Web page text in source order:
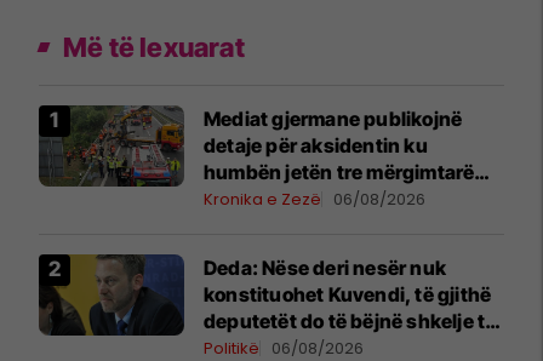
Më të lexuarat
Mediat gjermane publikojnë
detaje për aksidentin ku
humbën jetën tre mërgimtarë
nga Komogllava e Ferizajt
Kronika e Zezë 06/08/2026
Deda: Nëse deri nesër nuk
konstituohet Kuvendi, të gjithë
deputetët do të bëjnë shkelje të
rëndë kushtetuese
Politikë 06/08/2026